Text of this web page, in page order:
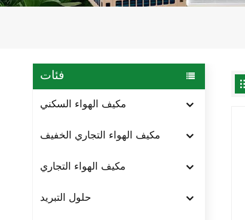
فئات
مكيف الهواء السكني
مكيف الهواء التجاري الخفيف
مكيف الهواء التجاري
حلول التبريد